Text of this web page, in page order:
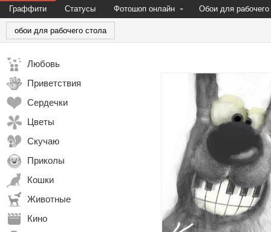
Граффити Статусы Фотошоп онлайн Обои для рабочего
обои для рабочего стола
Любовь
Приветствия
Сердечки
Цветы
Скучаю
Приколы
Кошки
Животные
Кино